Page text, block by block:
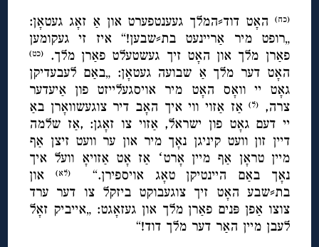
(כח) האָט דוד⸗המלך געענטפערט און אַ זאָג געטאָן:
„רופט מיר אַריינעט בת⸗שבען!“ איז זי געקומען
פאַרן מלך און האָט זיך געשטעלט פאַרן מלך.
(כט)
האָט דער מלך אַ שבועה געטאָן: „באַם לעבעדיקן
גאָט יי וואָס האָט מיר אויסגעלייזט פון אַיעדער
צרה,
(ל)אַז אַזוי ווי איך האָב דיר צוגעשוואָרן באַ
יי דעם גאָט פון ישראל, אַזוי צו זאָגן: ,אַז שלמה
דיין זון וועט קיניגן נאָך מיר און ער וועט זיצן אַף
מיין טראָן אַף מיין אָרטʻ אַז אָט אַזויאָ וועל איך
נאָך באַם היינטיקן טאָג אויספירן.“(לא)
און
בת⸗שבע האָט זיך צוגעבוקט ביזקל צו דער ערד
צוצו אַפן פּנים פאַרן מלך און געזאָגט: „אייביק זאָל
לעבן מיין האַר דער מלך דוד!“